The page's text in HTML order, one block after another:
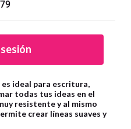
ideal para escritura,
todas tus ideas en el
resistente y al mismo
crear líneas suaves y